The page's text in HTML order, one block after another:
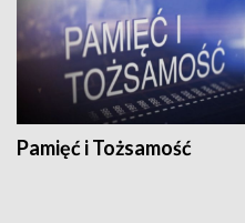
Pamięć i Tożsamość